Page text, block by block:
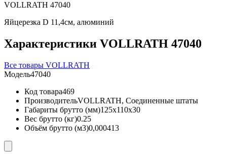
VOLLRATH 47040
Яйцерезка D 11,4см, алюминий
Характеристики VOLLRATH 47040
Все товары VOLLRATH
Модель47040
Код товара469
ПроизводительVOLLRATH, Соединенные штаты
Габариты брутто (мм)125x110x30
Вес брутто (кг)0.25
Объём брутто (м3)0,000413